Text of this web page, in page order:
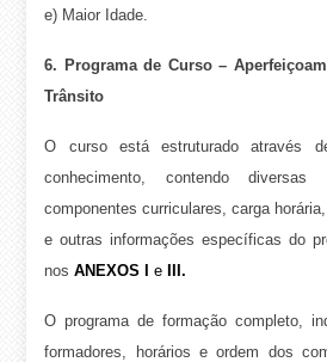
e) Maior Idade.
6. Programa de Curso –
Trânsito
O curso está estruturado através
conhecimento, contendo
componentes curriculares, carga
e outras informações específicas do
nos ANEXOS Ie III.
O programa de formação completo,
formadores, horários e ordem dos